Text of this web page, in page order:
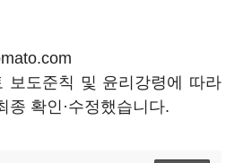
보도준칙 및 윤리강령에 따라
종 확인·수정했습니다.